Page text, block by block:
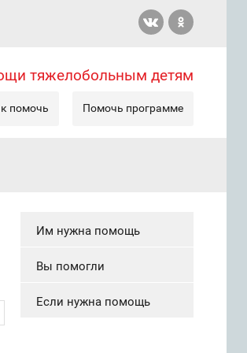
тяжелобольным детям
помочь Помочь программе
Им нужна помощь
Вы помогли
Если нужна помощь